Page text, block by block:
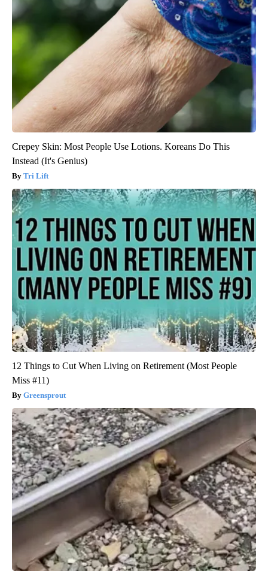
Crepey Skin: Most People Use Lotions. Koreans Do This
Instead (It's Genius)
Tri Lift
12 Things to Cut When Living on Retirement (Most People
Miss #11)
Greensprout